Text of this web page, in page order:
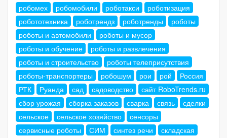
робомех
робомобили роботакси
роботизация
робототехника
роботрендз роботренды
роботы
роботы и автомобили
роботы и мусор
роботы и обучение
роботы и развлечения
роботы и строительство
роботы телеприсутствия
роботы-транспортеры
робошум рои рой
Россия
РТК
Руанда сад садоводство
сайт RoboTrends.ru
сбор урожая
сборка заказов сварка связь
сделки
сельское
сельское хозяйство
сенсоры
сервисные роботы
СИМ синтез речи
складская